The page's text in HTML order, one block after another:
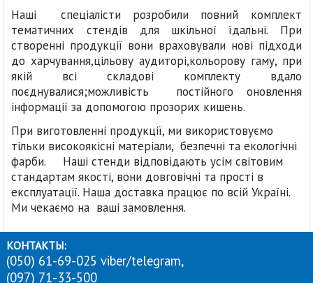
Наші спеціалісти розробили повний комплект
тематичних стендів для шкільної їдальні. При
створенні продукції вони враховували нові підходи
до харчування,цільову аудиторі,кольорову гаму, при
якій всі складові комплекту вдало
поєднувалися;можливість постійного оновлення
інформації за допомогою прозорих кишень.
При виготовленні продукції, ми використовуємо
тільки високоякісні матеріали, безпечні та екологічні
фарби. Наші стенди відповідають усім світовим
стандартам якості, вони довговічні та прості в
експлуатації. Наша доставка працює по всій Україні.
Ми чекаємо на ваші замовлення.
КОНТАКТЫ:
(050) 61-69-025 viber/telegram,
(097) 71-33-500